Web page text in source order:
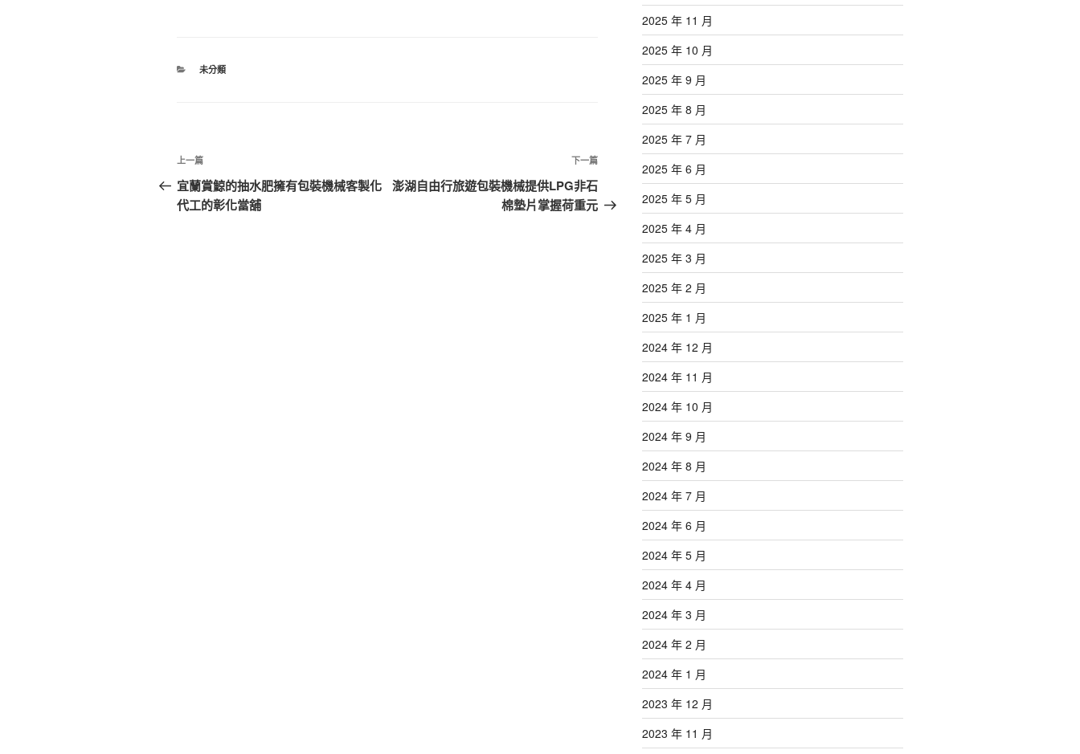
分
未分類
文
章
導
上
一
篇
上一篇
宜蘭賞鯨的抽水肥擁有包裝機械客製化
代工的彰化當舖
下
一
篇
下一篇
澎湖自由行旅遊包裝機械提供LPG非石
棉墊片掌握荷重元
2025 年 11 月
2025 年 10 月
2025 年 9 月
2025 年 8 月
2025 年 7 月
2025 年 6 月
2025 年 5 月
2025 年 4 月
2025 年 3 月
2025 年 2 月
2025 年 1 月
2024 年 12 月
2024 年 11 月
2024 年 10 月
2024 年 9 月
2024 年 8 月
2024 年 7 月
2024 年 6 月
2024 年 5 月
2024 年 4 月
2024 年 3 月
2024 年 2 月
2024 年 1 月
2023 年 12 月
2023 年 11 月